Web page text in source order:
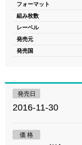
フォーマット
組み枚数
レーベル
発売元
発売国
発売日
2016-11-30
価 格